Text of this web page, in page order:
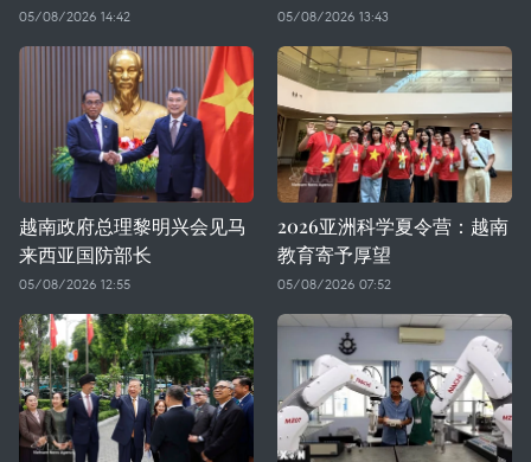
05/08/2026 14:42 05/08/2026 13:43
越南政府总理黎明兴会见马
来西亚国防部长
05/08/2026 12:55
2026亚洲科学夏令营：越南
教育寄予厚望
05/08/2026 07:52